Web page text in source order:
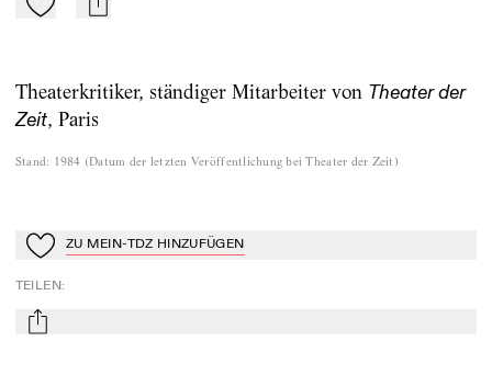
Zu Mein-TdZ hinzufügen
mail
Theaterkritiker, ständiger Mitarbeiter von Theater der
Zeit, Paris
Stand: 1984 (Datum der letzten Veröffentlichung bei Theater der Zeit )
Zu Mein-TdZ hinzufügen
ZU MEIN-TDZ HINZUFÜGEN
TEILEN:
mail